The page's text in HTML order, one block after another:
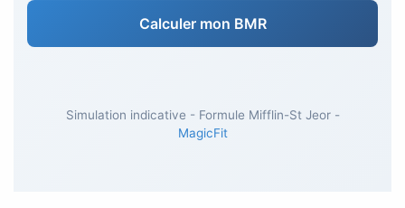
Calculer mon BMR
Simulation indicative - Formule Mifflin-St Jeor -
MagicFit